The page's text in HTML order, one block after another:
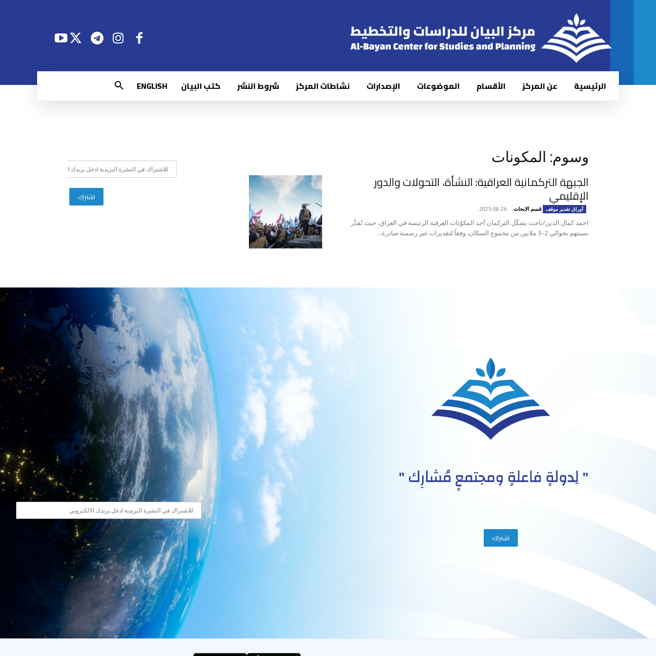
الرئيسية عن المركز الأقسام الموضوعات الإصدارات نشاطات المركز شروط النشر كتب البيان ENGLISH
وسوم: المكونات
الجبهة التركمانية العراقية: النشأة، التحولات والدور
الإقليمي
أوراق تقدير موقف قسم الابحاث -
2025-08-26
احمد كمال الدين/باحث يشكّل التركمان أحد المكوّنات العِرقية الرئيسة في العراق، حيث تُقدَّر
نسبتهم بحوالي 2–3 ملايين من مجموع السكان، وفقاً لتقديرات غير رسمية صادرة...